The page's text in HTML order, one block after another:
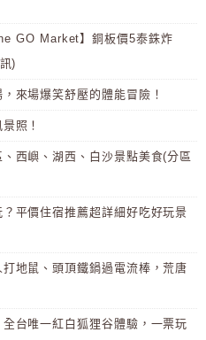
GO Market】銅板價5泰銖炸
)
來場爆笑舒壓的體能冒險！
照！
西嶼、湖西、白沙景點美食(分區
平價住宿推薦超詳細好吃好玩景
地鼠、頭頂鐵鍋過電流棒，荒唐
台唯一紅白狐狸谷體驗，一票玩